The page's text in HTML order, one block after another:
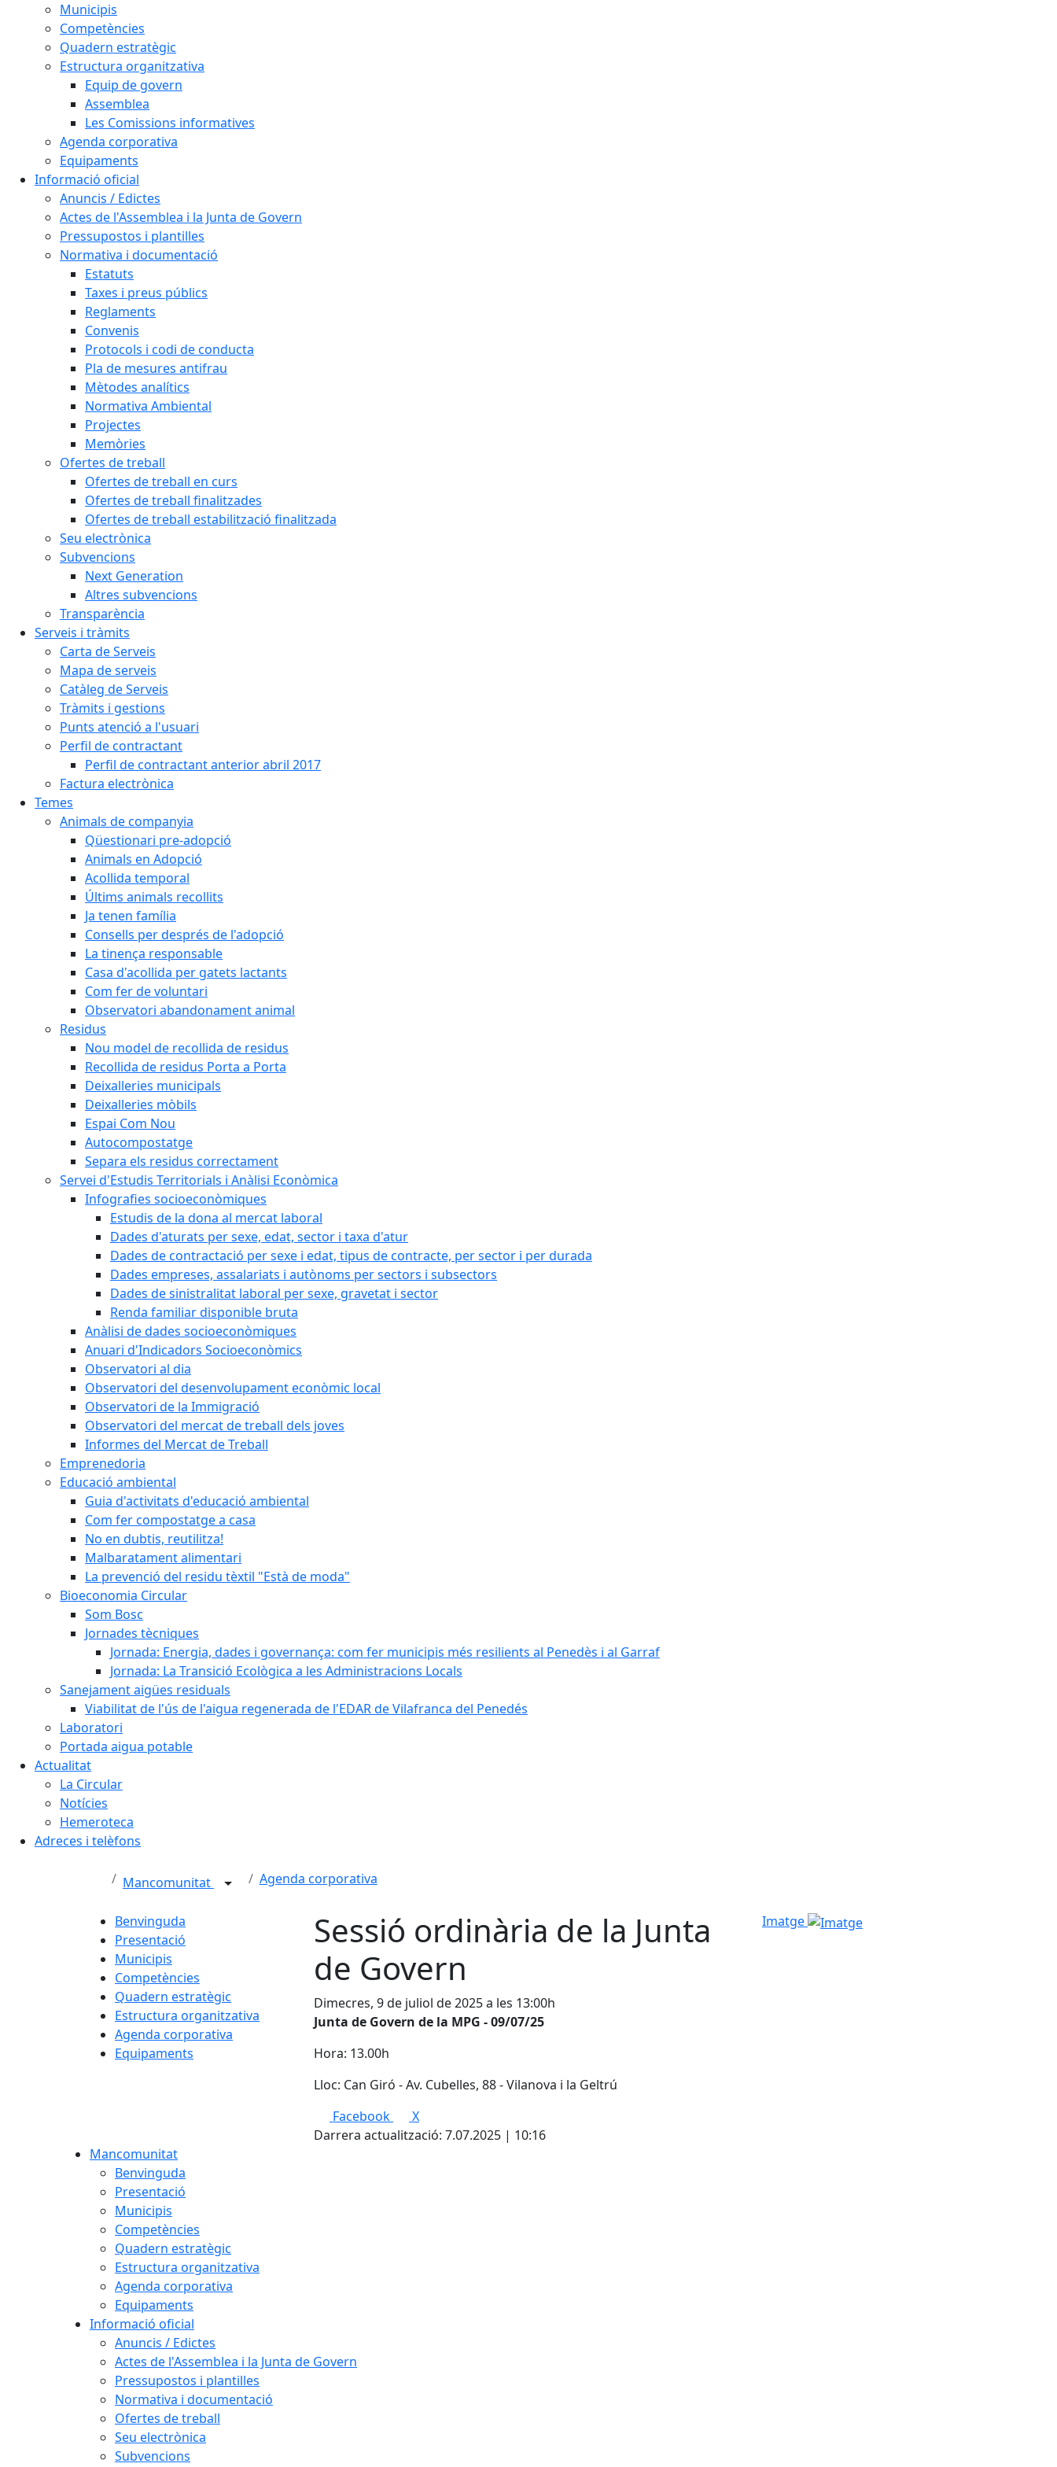
Municipis
Competències
Quadern estratègic
Estructura organitzativa
Equip de govern
Assemblea
Les Comissions informatives
Agenda corporativa
Equipaments
Informació oficial
Anuncis / Edictes
Actes de l'Assemblea i la Junta de Govern
Pressupostos i plantilles
Normativa i documentació
Estatuts
Taxes i preus públics
Reglaments
Convenis
Protocols i codi de conducta
Pla de mesures antifrau
Mètodes analítics
Normativa Ambiental
Projectes
Memòries
Ofertes de treball
Ofertes de treball en curs
Ofertes de treball finalitzades
Ofertes de treball estabilització finalitzada
Seu electrònica
Subvencions
Next Generation
Altres subvencions
Transparència
Serveis i tràmits
Carta de Serveis
Mapa de serveis
Catàleg de Serveis
Tràmits i gestions
Punts atenció a l'usuari
Perfil de contractant
Perfil de contractant anterior abril 2017
Factura electrònica
Temes
Animals de companyia
Qüestionari pre-adopció
Animals en Adopció
Acollida temporal
Últims animals recollits
Ja tenen família
Consells per després de l'adopció
La tinença responsable
Casa d'acollida per gatets lactants
Com fer de voluntari
Observatori abandonament animal
Residus
Nou model de recollida de residus
Recollida de residus Porta a Porta
Deixalleries municipals
Deixalleries mòbils
Espai Com Nou
Autocompostatge
Separa els residus correctament
Servei d'Estudis Territorials i Anàlisi Econòmica
Infografies socioeconòmiques
Estudis de la dona al mercat laboral
Dades d'aturats per sexe, edat, sector i taxa d'atur
Dades de contractació per sexe i edat, tipus de contracte, per sector i per durada
Dades empreses, assalariats i autònoms per sectors i subsectors
Dades de sinistralitat laboral per sexe, gravetat i sector
Renda familiar disponible bruta
Anàlisi de dades socioeconòmiques
Anuari d'Indicadors Socioeconòmics
Observatori al dia
Observatori del desenvolupament econòmic local
Observatori de la Immigració
Observatori del mercat de treball dels joves
Informes del Mercat de Treball
Emprenedoria
Educació ambiental
Guia d'activitats d'educació ambiental
Com fer compostatge a casa
No en dubtis, reutilitza!
Malbaratament alimentari
La prevenció del residu tèxtil "Està de moda"
Bioeconomia Circular
Som Bosc
Jornades tècniques
Jornada: Energia, dades i governança: com fer municipis més resilients al Penedès i al Garraf
Jornada: La Transició Ecològica a les Administracions Locals
Sanejament aigües residuals
Viabilitat de l'ús de l'aigua regenerada de l'EDAR de Vilafranca del Penedés
Laboratori
Portada aigua potable
Actualitat
La Circular
Notícies
Hemeroteca
Adreces i telèfons
Mancomunitat Agenda corporativa
Benvinguda
Presentació
Municipis
Competències
Quadern estratègic
Estructura organitzativa
Agenda corporativa
Equipaments
Sessió ordinària de la Junta
de Govern
Dimecres, 9 de juliol de 2025 a les 13:00h
Junta de Govern de la MPG - 09/07/25
Hora: 13.00h
Lloc: Can Giró - Av. Cubelles, 88 - Vilanova i la Geltrú
Facebook
X
Darrera actualització: 7.07.2025 | 10:16
Imatge
Mancomunitat
Benvinguda
Presentació
Municipis
Competències
Quadern estratègic
Estructura organitzativa
Agenda corporativa
Equipaments
Informació oficial
Anuncis / Edictes
Actes de l'Assemblea i la Junta de Govern
Pressupostos i plantilles
Normativa i documentació
Ofertes de treball
Seu electrònica
Subvencions